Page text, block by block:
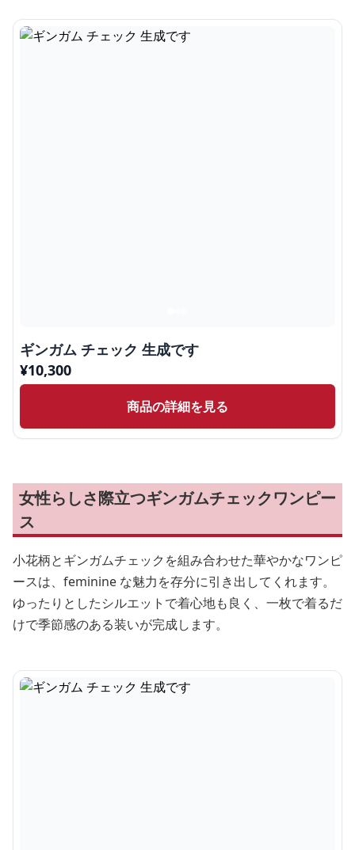
ギンガム チェック 生成です
¥10,300
商品の詳細を見る
女性らしさ際立つギンガムチェックワンピー
ス
小花柄とギンガムチェックを組み合わせた華やかなワンピ
ースは、feminine な魅力を存分に引き出してくれます。
ゆったりとしたシルエットで着心地も良く、一枚で着るだ
けで季節感のある装いが完成します。